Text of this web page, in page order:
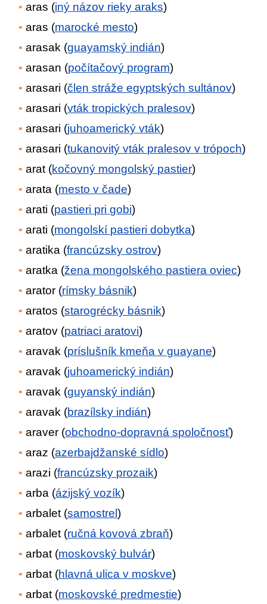
aras (iný názov rieky araks)
aras (marocké mesto)
arasak (guayamský indián)
arasan (počítačový program)
arasari (člen stráže egyptských sultánov)
arasari (vták tropických pralesov)
arasari (juhoamerický vták)
arasari (tukanovitý vták pralesov v trópoch)
arat (kočovný mongolský pastier)
arata (mesto v čade)
arati (pastieri pri gobi)
arati (mongolskí pastieri dobytka)
aratika (francúzsky ostrov)
aratka (žena mongolského pastiera oviec)
arator (rímsky básnik)
aratos (starogrécky básnik)
aratov (patriaci aratovi)
aravak (príslušník kmeňa v guayane)
aravak (juhoamerický indián)
aravak (guyanský indián)
aravak (brazílsky indián)
araver (obchodno-dopravná spoločnosť)
araz (azerbajdžanské sídlo)
arazi (francúzsky prozaik)
arba (ázijský vozík)
arbalet (samostrel)
arbalet (ručná kovová zbraň)
arbat (moskovský bulvár)
arbat (hlavná ulica v moskve)
arbat (moskovské predmestie)